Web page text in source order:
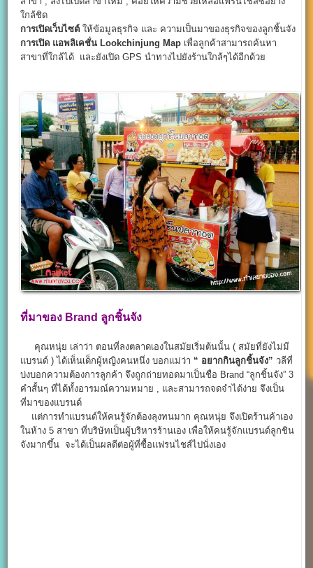
ใกล้ชิด
การเปิดเว็บไซต์ ให้ข้อมูลธุรกิจ และ ความเป็นมาของธุรกิจของลูกชิ้นจัง
การเปิด แอพลิเคชั่น Lookchinjung Map เพื่อลูกค้าสามารถค้นหา
สาขาที่ใกล้ได้ และยังเปิด GPS นำทางไปยังร้านใกล้ๆได้อีกด้วย
ที่มาของ Brand ลูกชิ้นจัง
คุณหนุ่ย เล่าว่า ตอนที่ลงตลาดเองในสมัยเริ่มต้นนั้น ( สมัยที่ยังไม่มี
แบรนด์ ) ได้เห็นเด็กผู้หญิงคนหนึ่ง บอกแม่ว่า “ อยากกินลูกชิ้นจัง” วลีที่
บ่งบอกความต้องการลูกค้า จึงถูกถ่ายทอดมาเป็นชื่อ Brand “ลูกชิ้นจัง” 3
คำสั้นๆ ที่ได้ทั้งอารมณ์ความหมาย , และสามารถจดจำได้ง่าย จึงเป็น
ที่มาของแบรนด์
แต่การทำแบรนด์ให้คนรู้จักต้องลุงทนมาก คุณหนุ่ย จึงเปิดร้านค้าเอง
ในห้าง 5 สาขา ที่บริษัทเป็นผู้บริหารร้านเอง เพื่อให้คนรู้จักแบรนด์ลูกชิน
จังมากขึ้น จะได้เป็นผลดีต่อผู้ที่ซื้อแฟรนไชส์ไปนั่งเอง